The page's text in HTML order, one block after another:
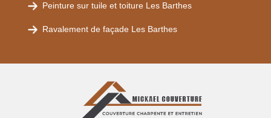
Peinture sur tuile et toiture Les Barthes
Ravalement de façade Les Barthes